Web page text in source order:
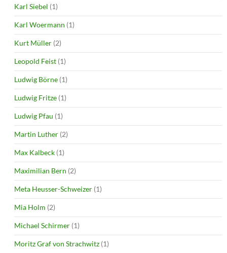
Karl Siebel (1)
Karl Woermann (1)
Kurt Müller (2)
Leopold Feist (1)
Ludwig Börne (1)
Ludwig Fritze (1)
Ludwig Pfau (1)
Martin Luther (2)
Max Kalbeck (1)
Maximilian Bern (2)
Meta Heusser-Schweizer (1)
Mia Holm (2)
Michael Schirmer (1)
Moritz Graf von Strachwitz (1)